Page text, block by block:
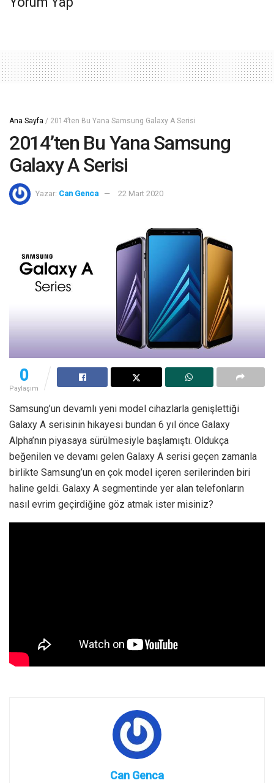
Ana Sayfa / 2014’ten Bu Yana Samsung Galaxy A Serisi
2014’ten Bu Yana Samsung
Galaxy A Serisi
Yazar: Can Genca 22 Mart 2020
0
Paylaşım
Samsung’un devamlı yeni model cihazlarla genişlettiği
Galaxy A serisinin hikayesi bundan 6 yıl önce Galaxy
Alpha’nın piyasaya sürülmesiyle başlamıştı. Oldukça
beğenilen ve devamı gelen Galaxy A serisi geçen zamanla
birlikte Samsung’un en çok model içeren serilerinden biri
haline geldi. Galaxy A segmentinde yer alan telefonların
nasıl evrim geçirdiğine göz atmak ister misiniz?
Can Genca